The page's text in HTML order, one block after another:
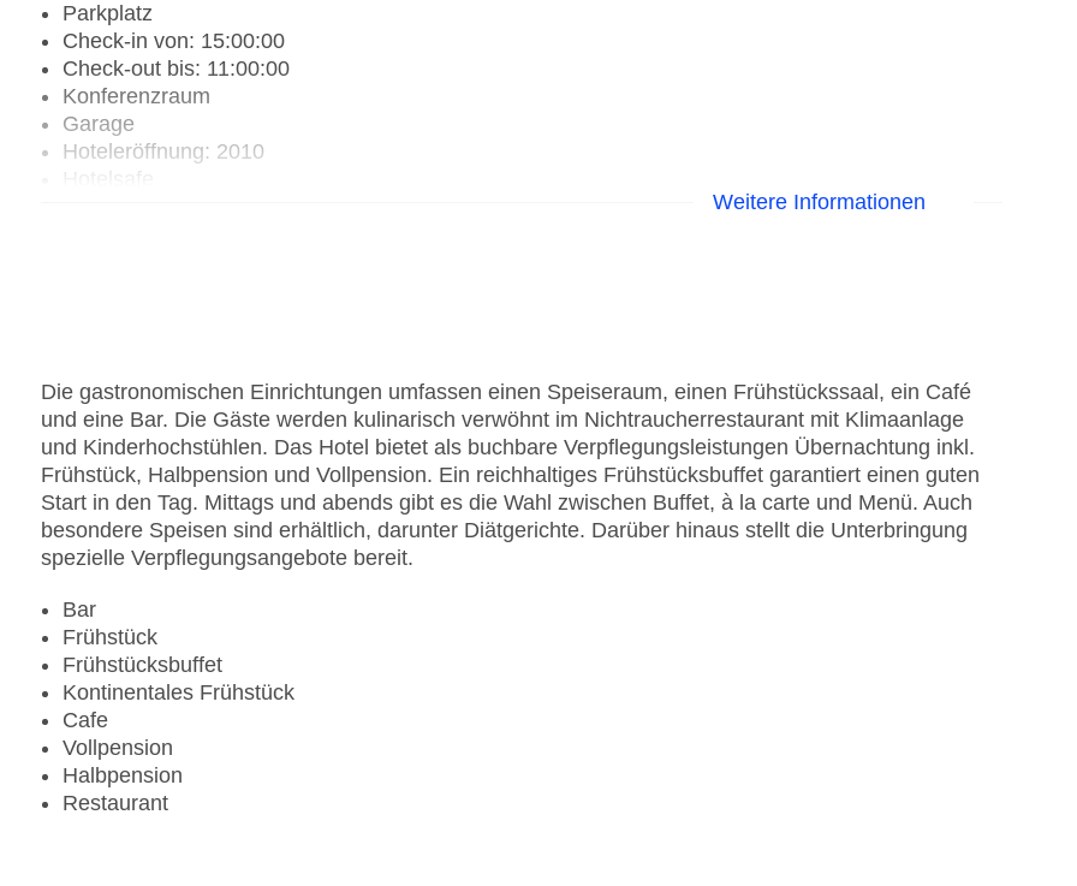
Parkplatz
Check-in von: 15:00:00
Check-out bis: 11:00:00
Konferenzraum
Garage
Hoteleröffnung: 2010
Hotelsafe
Sonnenterrasse
Gesamtanzahl der Stockwerke: 5
Gesamtanzahl der Zimmer: 150
Pools:Kinderbecken, Beheizter Außenpool, Indoor Pool, Outdoor Pool, Sonnenschirme am Pool,
Liegen am Pool
Zahlungsarten: American Express, Diners Club, EC Maestro, Mastercard, Visa
Landeskategorie: 5 Sterne
Weitere Informationen
Die gastronomischen Einrichtungen umfassen einen Speiseraum, einen Frühstückssaal, ein Café
und eine Bar. Die Gäste werden kulinarisch verwöhnt im Nichtraucherrestaurant mit Klimaanlage
und Kinderhochstühlen. Das Hotel bietet als buchbare Verpflegungsleistungen Übernachtung inkl.
Frühstück, Halbpension und Vollpension. Ein reichhaltiges Frühstücksbuffet garantiert einen guten
Start in den Tag. Mittags und abends gibt es die Wahl zwischen Buffet, à la carte und Menü. Auch
besondere Speisen sind erhältlich, darunter Diätgerichte. Darüber hinaus stellt die Unterbringung
spezielle Verpflegungsangebote bereit.
Bar
Frühstück
Frühstücksbuffet
Kontinentales Frühstück
Cafe
Vollpension
Halbpension
Restaurant